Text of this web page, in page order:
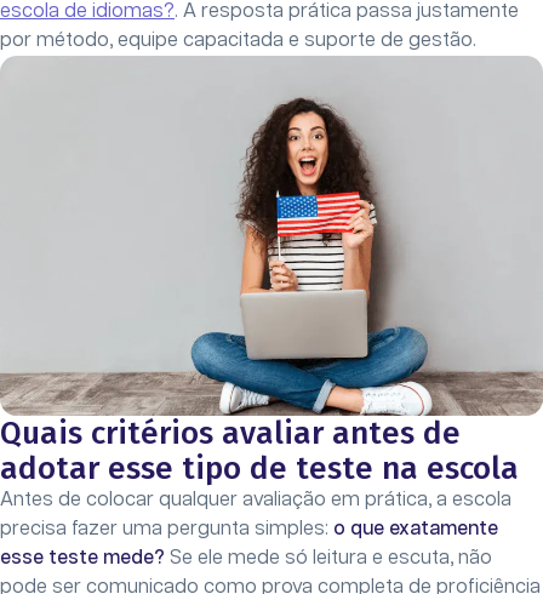
escola de idiomas?. A resposta prática passa justamente
por método, equipe capacitada e suporte de gestão.
Quais critérios avaliar antes de
adotar esse tipo de teste na escola
Antes de colocar qualquer avaliação em prática, a escola
precisa fazer uma pergunta simples: o que exatamente
esse teste mede? Se ele mede só leitura e escuta, não
pode ser comunicado como prova completa de proficiência